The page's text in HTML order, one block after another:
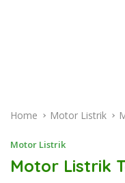
Home Motor Listrik
Motor Listrik
Motor Listrik